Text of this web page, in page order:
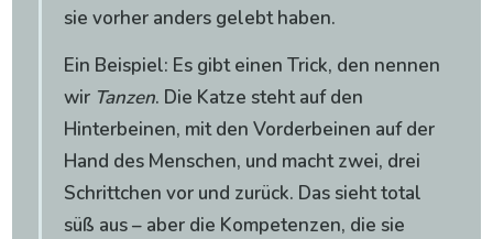
sie vorher anders gelebt haben.
Ein Beispiel: Es gibt einen Trick, den nennen
wir Tanzen. Die Katze steht auf den
Hinterbeinen, mit den Vorderbeinen auf der
Hand des Menschen, und macht zwei, drei
Schrittchen vor und zurück. Das sieht total
süß aus – aber die Kompetenzen, die sie